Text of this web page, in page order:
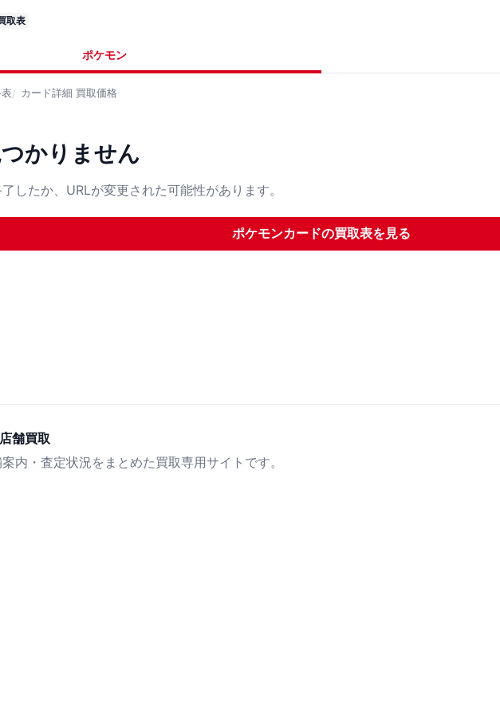
取表
ポケモン
カード詳細 買取価格
かりません
したか、URLが変更された可能性があります。
ポケモンカードの買取表を見る
舗買取
内・査定状況をまとめた買取専用サイトです。